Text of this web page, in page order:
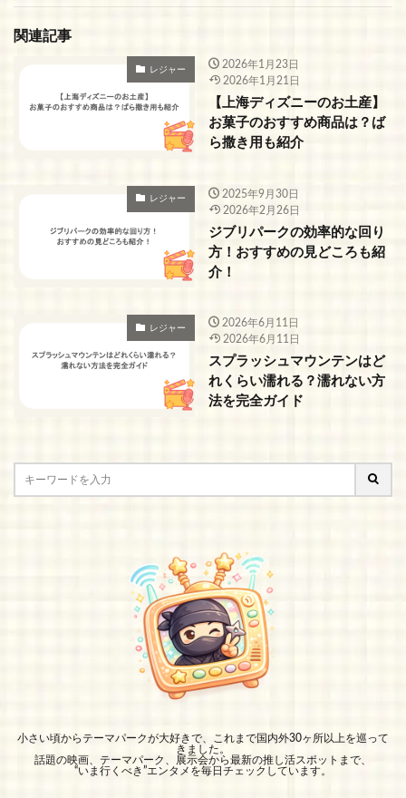
関連記事
レジャー
2026年1月23日
2026年1月21日
【上海ディズニーのお土産】
お菓子のおすすめ商品は？ば
ら撒き用も紹介
レジャー
2025年9月30日
2026年2月26日
ジブリパークの効率的な回り
方！おすすめの見どころも紹
介！
レジャー
2026年6月11日
2026年6月11日
スプラッシュマウンテンはど
れくらい濡れる？濡れない方
法を完全ガイド
小さい頃からテーマパークが大好きで、これまで国内外30ヶ所以上を巡って
きました。
話題の映画、テーマパーク、展示会から最新の推し活スポットまで、
“いま行くべき”エンタメを毎日チェックしています。